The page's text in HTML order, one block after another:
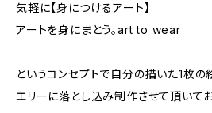
気軽に【身につけるアート】
アートを身にまとう。art to wear
というコンセプトで自分の描いた1枚の
エリーに落とし込み制作させて頂いてお